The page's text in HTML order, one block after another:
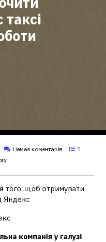
Немає коментарів
1
того, щоб отримувати
Яндекс
компанія у галузі